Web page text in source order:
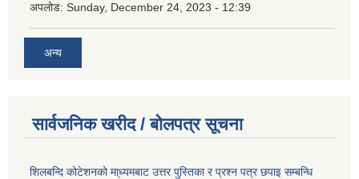
अपलोड: Sunday, December 24, 2023 - 12:39
अन्य
सार्वजनिक खरीद / बोलपत्र सूचना
शिलबन्दि कोटेशनको मा्ध्यमबाट उत्तर पुस्तिका र प्रश्न पत्र छपाइ सम्बन्धि